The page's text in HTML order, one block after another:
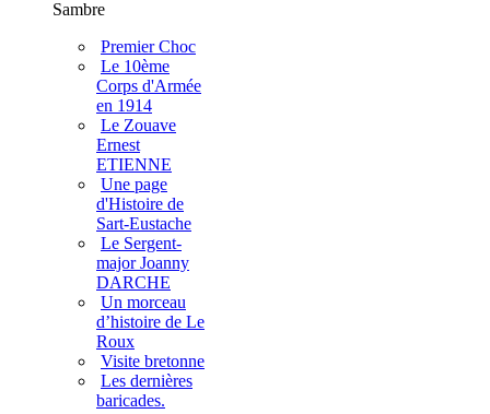
Sambre
Premier Choc
Le 10ème
Corps d'Armée
en 1914
Le Zouave
Ernest
ETIENNE
Une page
d'Histoire de
Sart-Eustache
Le Sergent-
major Joanny
DARCHE
Un morceau
d’histoire de Le
Roux
Visite bretonne
Les dernières
baricades.